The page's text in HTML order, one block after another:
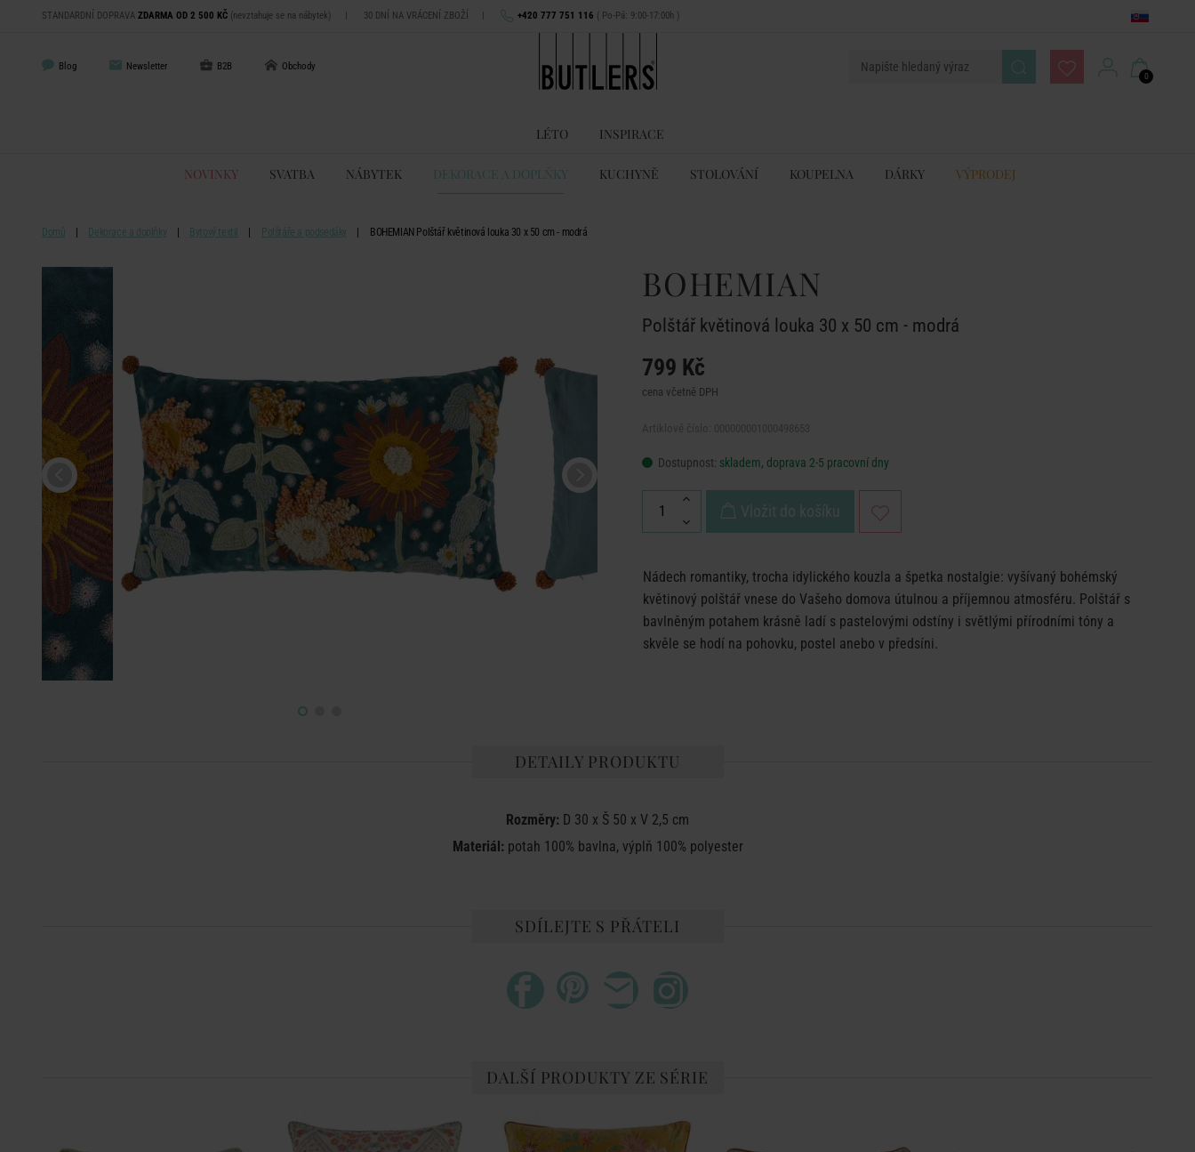
STANDARDNÍ DOPRAVA ZDARMA OD 2 500 KČ (nevztahuje se na nábytek) | 30 DNÍ NA VRÁCENÍ ZBOŽÍ | +420 777 751 116 ( Po-Pá: 9:00-17:00h )
Blog Newsletter B2B Obchody
0
LÉTO INSPIRACE
NOVINKY SVATBA NÁBYTEK DEKORACE A DOPLŇKY KUCHYNĚ STOLOVÁNÍ KOUPELNA DÁRKY VÝPRODEJ
Domů Dekorace a doplňky Bytový textil Polštáře a podsedáky BOHEMIAN Polštář květinová louka 30 x 50 cm - modrá
BOHEMIAN
Polštář květinová louka 30 x 50 cm - modrá
799 Kč
cena včetně DPH
Dostupnost: skladem, doprava 2-5 pracovní dny
Vložit do košíku
Nádech romantiky, trocha idylického kouzla a špetka nostalgie: vyšívaný bohémský
květinový polštář vnese do Vašeho domova útulnou a příjemnou atmosféru. Polštář s
bavlněným potahem krásně ladí s pastelovými odstíny i světlými přírodními tóny a
skvěle se hodí na pohovku, postel anebo v předsíni.
DETAILY PRODUKTU
Rozměry: D 30 x Š 50 x V 2,5 cm
Materiál:potah 100% bavlna, výplň 100% polyester
SDÍLEJTE S PŘÁTELI
DALŠÍ PRODUKTY ZE SÉRIE